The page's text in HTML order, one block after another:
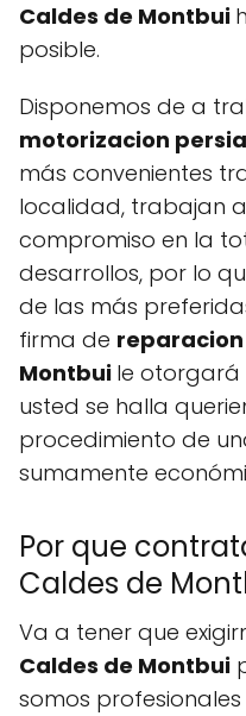
Caldes de Montbui
posible.
Disponemos de a
motorizacion
más convenientes
localidad, trabajan
compromiso en la
desarrollos, por lo
de las más
firma de
Montbui le
usted se halla
procedimiento de
sumamente
Por que
Caldes de
Va a tener que
Caldes de Montbui
somos